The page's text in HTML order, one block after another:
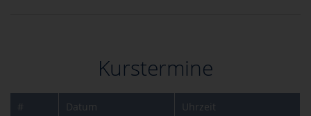
Kurstermine
# Datum Uhrzeit